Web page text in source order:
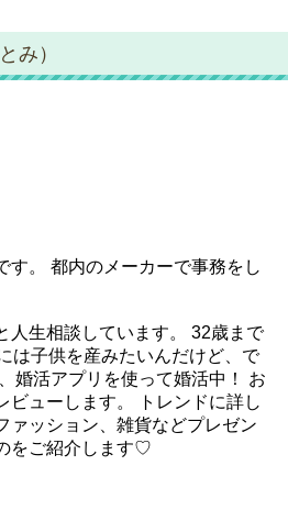
み）
す。 都内のメーカーで事務をし
人生相談しています。 32歳まで
は子供を産みたいんだけど、で
婚活アプリを使って婚活中！ お
ビューします。 トレンドに詳し
ァッション、雑貨などプレゼン
をご紹介します♡